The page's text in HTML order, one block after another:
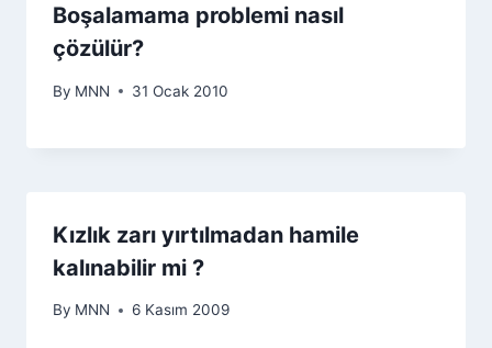
Boşalamama problemi nasıl
çözülür?
By MNN 31 Ocak 2010
Kızlık zarı yırtılmadan hamile
kalınabilir mi ?
By MNN 6 Kasım 2009